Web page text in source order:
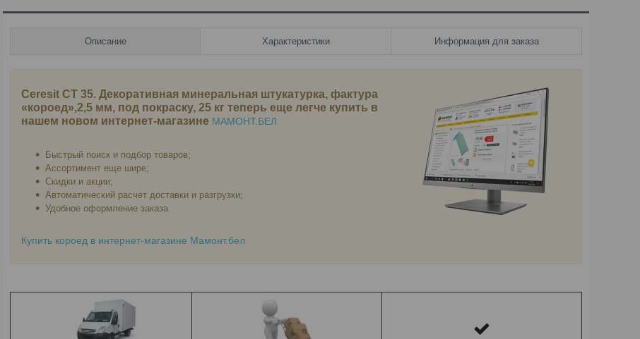
Описание Характеристики Информация для заказа
Ceresit СТ 35. Декоративная минеральная штукатурка, фактура
«короед»,2,5 мм, под покраску, 25 кг теперь еще легче купить в
нашем новом интернет-магазине МАМОНТ.БЕЛ
Быстрый поиск и подбор товаров;
Ассортимент еще шире;
Скидки и акции;
Автоматический расчет доставки и разгрузки;
Удобное оформление заказа
Купить короед в интернет-магазине Мамонт.бел